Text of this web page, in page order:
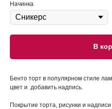
Начинка
В
Бенто торт в популярном стиле
цвет и добавить надпись.
Покрытие торта, рисунки и